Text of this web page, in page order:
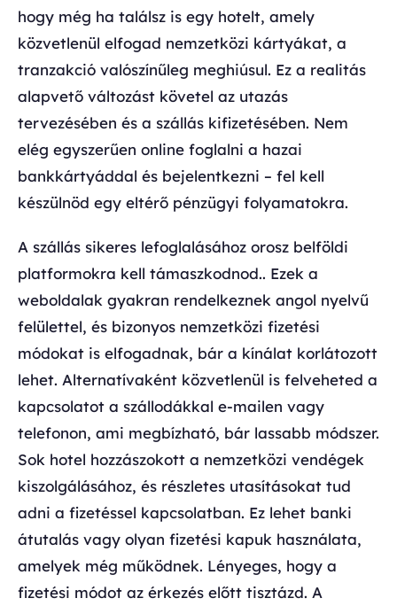
hogy még ha találsz is egy hotelt, amely
közvetlenül elfogad nemzetközi kártyákat, a
tranzakció valószínűleg meghiúsul. Ez a realitás
alapvető változást követel az utazás
tervezésében és a szállás kifizetésében. Nem
elég egyszerűen online foglalni a hazai
bankkártyáddal és bejelentkezni – fel kell
készülnöd egy eltérő pénzügyi folyamatokra.
A szállás sikeres lefoglalásához orosz belföldi
platformokra kell támaszkodnod.. Ezek a
weboldalak gyakran rendelkeznek angol nyelvű
felülettel, és bizonyos nemzetközi fizetési
módokat is elfogadnak, bár a kínálat korlátozott
lehet. Alternatívaként közvetlenül is felveheted a
kapcsolatot a szállodákkal e-mailen vagy
telefonon, ami megbízható, bár lassabb módszer.
Sok hotel hozzászokott a nemzetközi vendégek
kiszolgálásához, és részletes utasításokat tud
adni a fizetéssel kapcsolatban. Ez lehet banki
átutalás vagy olyan fizetési kapuk használata,
amelyek még működnek. Lényeges, hogy a
fizetési módot az érkezés előtt tisztázd. A